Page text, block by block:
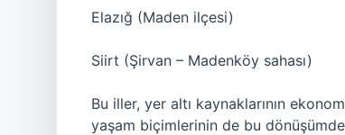
Elazığ (Maden ilçesi)
Siirt (Şirvan – Madenköy sahası)
Bu iller, yer altı kaynaklarının
yaşam biçimlerinin de bu